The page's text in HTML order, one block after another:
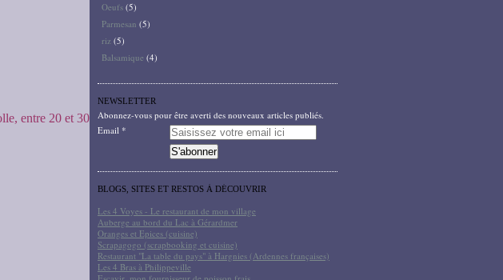
entre 20 et 30
Oeufs (5)
Parmesan (5)
riz (5)
Balsamique (4)
NEWSLETTER
Abonnez-vous pour être averti des nouveaux articles publiés.
Email
BLOGS, SITES ET RESTOS À DÉCOUVRIR
Les 4 Voyes - Le restaurant de mon village
Auberge au bord du Lac à Gérardmer
Oranges et Epices (cuisine)
Scrapagogo (scrapbooking et cuisine)
Restaurant "La table du pays" à Hargnies (Ardennes françaises)
Les 4 Bras à Philippeville